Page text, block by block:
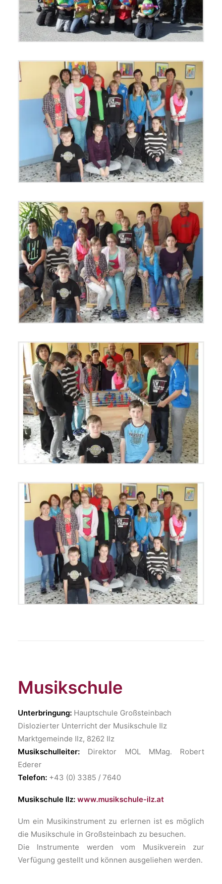
Musikschule
Unterbringung: Hauptschule Großsteinbach
Dislozierter Unterricht der Musikschule Ilz
Marktgemeinde Ilz, 8262 Ilz
Musikschulleiter: Direktor MOL MMag. Robert
Ederer
Telefon: +43 (0) 3385 / 7640
Musikschule Ilz: www.musikschule-ilz.at
Um ein Musikinstrument zu erlernen ist es möglich
die Musikschule in Großsteinbach zu besuchen.
Die Instrumente werden vom Musikverein zur
Verfügung gestellt und können ausgeliehen werden.